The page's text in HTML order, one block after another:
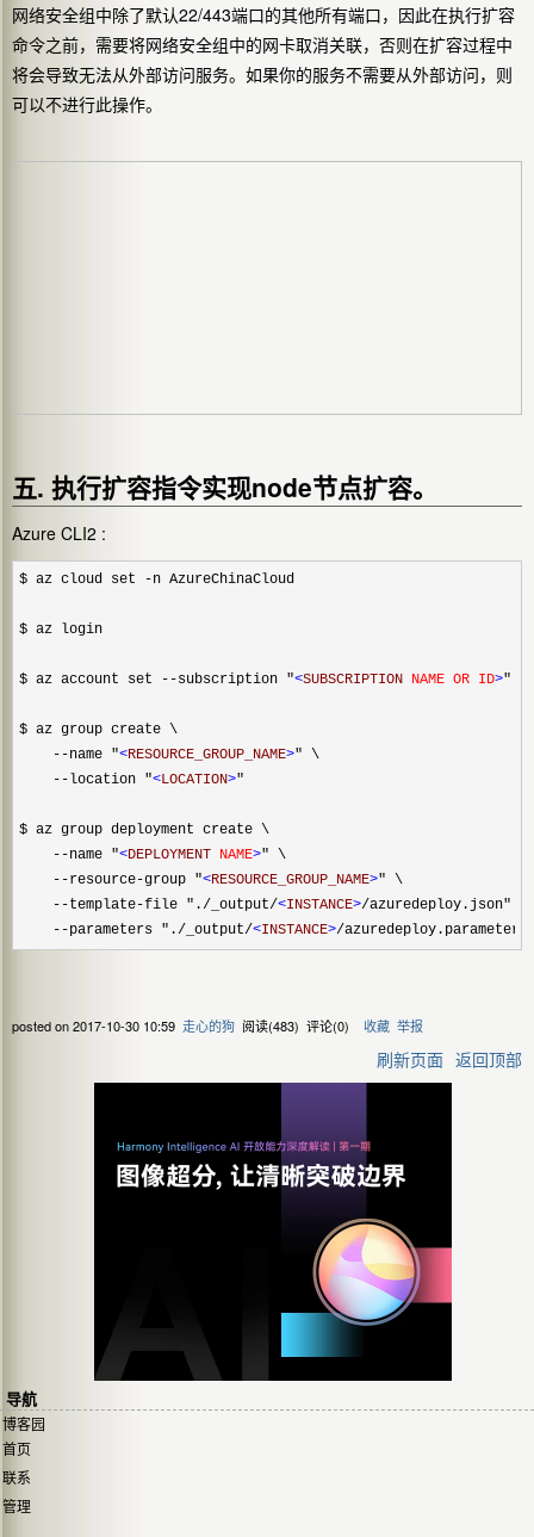
网络安全组中除了默认22/443端口的其他所有端口，因此在执行扩容
命令之前，需要将网络安全组中的网卡取消关联，否则在扩容过程中
将会导致无法从外部访问服务。如果你的服务不需要从外部访问，则
可以不进行此操作。
五. 执行扩容指令实现node节点扩容。
Azure CLI2 :
$ az cloud set -n AzureChinaCloud
$ az login
$ az account set --subscription "<SUBSCRIPTION NAME OR ID>"
$ az group create \
    --name "
<RESOURCE_GROUP_NAME>" \
    --location "
<LOCATION>"
$ az group deployment create \
    --name "
<DEPLOYMENT NAME>" \
    --resource-group "
<RESOURCE_GROUP_NAME>" \
    --template-file "./_output/
<INSTANCE>/azuredeploy.json" \
    --parameters "./_output/
<INSTANCE>/
posted on2017-10-30 10:59 走心的狗 阅读(483) 评论(0) 收藏 举报
刷新页面 返回顶部
导航
博客园
首页
联系
管理